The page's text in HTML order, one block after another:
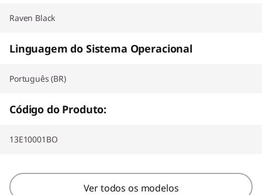
Raven Black
Linguagem do Sistema Operacional
Português (BR)
Código do Produto:
13E10001BO
Ver todos os modelos